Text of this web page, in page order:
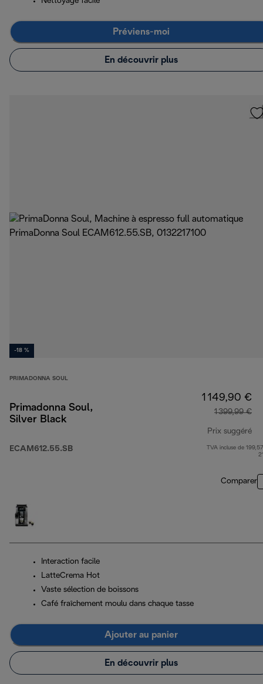
Préviens-moi
En découvrir plus
-18 %
PRIMADONNA SOUL
Primadonna Soul,
Silver Black
ECAM612.55.SB
1 149,90 €
1 399,99 €
Prix suggéré
TVA incluse de
Comparer
Interaction facile
LatteCrema Hot
Vaste sélection de boissons
Café fraîchement moulu dans chaque tasse
Ajouter au panier
En découvrir plus